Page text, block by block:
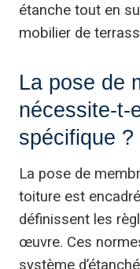
étanche tout en
mobilier de
La pose de
nécessite-t-
spécifique ?
La pose de
toiture est
définissent les
œuvre. Ces
système